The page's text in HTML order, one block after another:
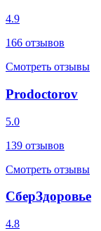
4.9
166 отзывов
Смотреть отзывы
Prodoctorov
5.0
139 отзывов
Смотреть отзывы
СберЗдоровье
4.8